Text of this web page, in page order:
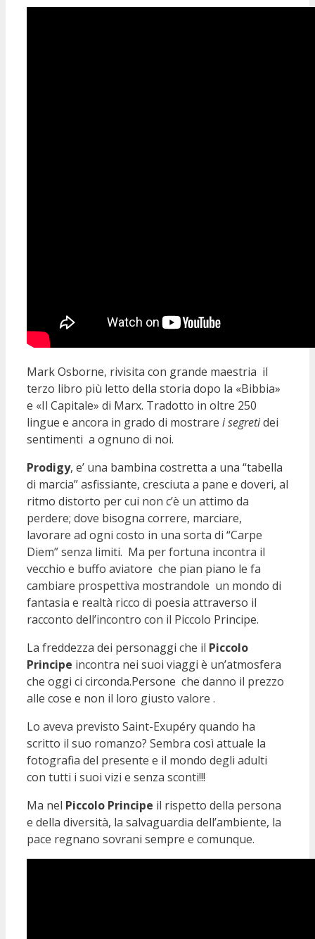
Mark Osborne, rivisita con grande maestria il
terzo libro più letto della storia dopo la «Bibbia»
e «Il Capitale» di Marx. Tradotto in oltre 250
lingue e ancora in grado di mostrare i segretidei
sentimenti a ognuno di noi.
Prodigy, e’ una bambina costretta a una “tabella
di marcia” asfissiante, cresciuta a pane e doveri, al
ritmo distorto per cui non c’è un attimo da
perdere; dove bisogna correre, marciare,
lavorare ad ogni costo in una sorta di “Carpe
Diem” senza limiti. Ma per fortuna incontra il
vecchio e buffo aviatore che pian piano le fa
cambiare prospettiva mostrandole un mondo di
fantasia e realtà ricco di poesia attraverso il
racconto dell’incontro con il Piccolo Principe.
La freddezza dei personaggi che il Piccolo
Principe incontra nei suoi viaggi è un’atmosfera
che oggi ci circonda.Persone che danno il prezzo
alle cose e non il loro giusto valore .
Lo aveva previsto Saint-Exupéry quando ha
scritto il suo romanzo? Sembra così attuale la
fotografia del presente e il mondo degli adulti
con tutti i suoi vizi e senza sconti!!!
Ma nel Piccolo Principe il rispetto della persona
e della diversità, la salvaguardia dell’ambiente, la
pace regnano sovrani sempre e comunque.